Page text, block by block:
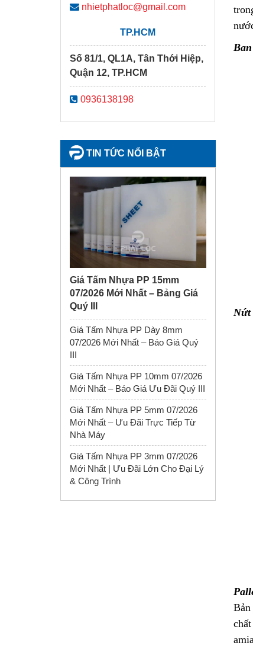
nhietphatloc@gmail.com
TP.HCM
Số 81/1, QL1A, Tân Thới Hiệp,
Quận 12, TP.HCM
0936138198
TIN TỨC NỔI BẬT
Giá Tấm Nhựa PP 15mm
07/2026 Mới Nhất – Bảng Giá
Quý III
Giá Tấm Nhựa PP Dày 8mm
07/2026 Mới Nhất – Báo Giá Quý
III
Giá Tấm Nhựa PP 10mm 07/2026
Mới Nhất – Báo Giá Ưu Đãi Quý III
Giá Tấm Nhựa PP 5mm 07/2026
Mới Nhất – Ưu Đãi Trực Tiếp Từ
Nhà Máy
Giá Tấm Nhựa PP 3mm 07/2026
Mới Nhất | Ưu Đãi Lớn Cho Đại Lý
& Công Trình
Nứt